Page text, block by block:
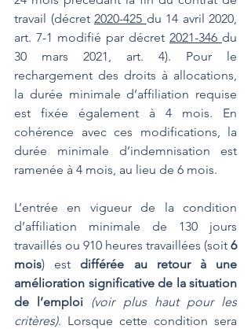
travail (décret 2020-425 du 14 avril 2020,
art. 7-1 modifié par décret 2021-346 du
30 mars 2021, art. 4). Pour le
rechargement des droits à allocations,
la durée minimale d’affiliation requise
est fixée également à 4 mois. En
cohérence avec ces modifications, la
durée minimale d’indemnisation est
ramenée à 4 mois, au lieu de 6 mois.
L’entrée en vigueur de la condition
d’affiliation minimale de 130 jours
travaillés ou 910 heures travaillées (soit 6
mois) est différée au retour à une
amélioration significative de la situation
de l’emploi (voir plus haut pour les
critères). Lorsque cette condition sera